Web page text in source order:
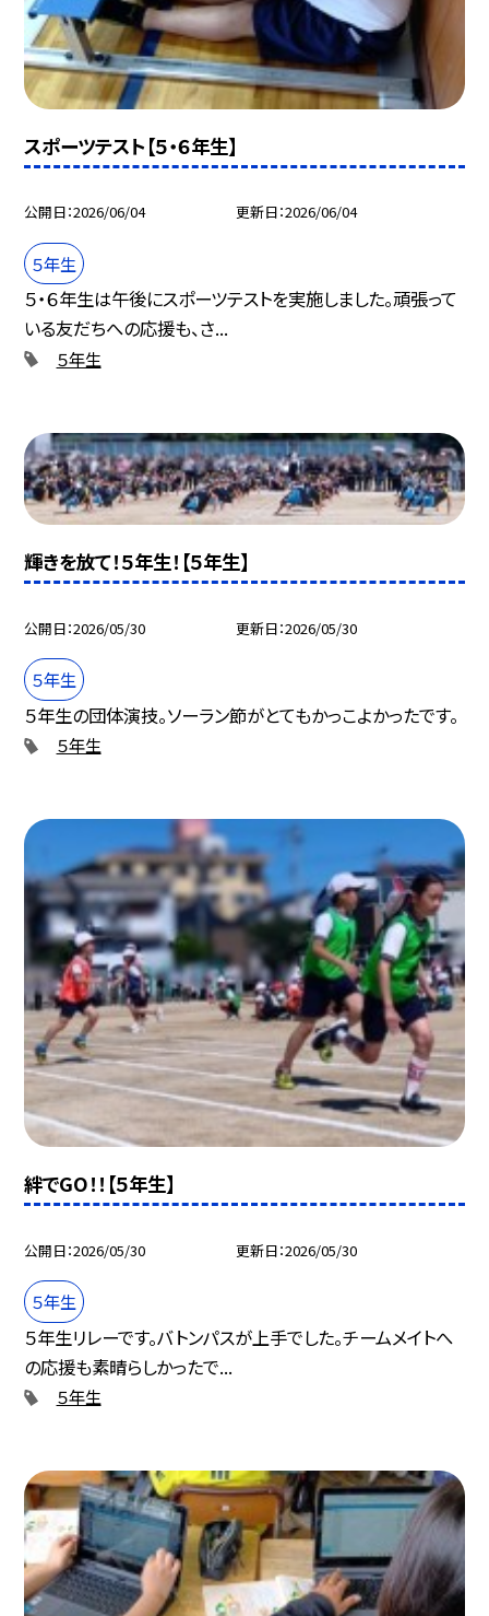
スポーツテスト【５・６年生】
公開日 2026/06/04 更新日 2026/06/04
５年生
５・６年生は午後にスポーツテストを実施しました。頑張って
いる友だちへの応援も、さ...
５年生
輝きを放て！５年生！【５年生】
公開日 2026/05/30 更新日 2026/05/30
５年生
５年生の団体演技。ソーラン節がとてもかっこよかったです。
５年生
絆でGO！！【５年生】
公開日 2026/05/30 更新日 2026/05/30
５年生
５年生リレーです。バトンパスが上手でした。チームメイトへ
の応援も素晴らしかったで...
５年生